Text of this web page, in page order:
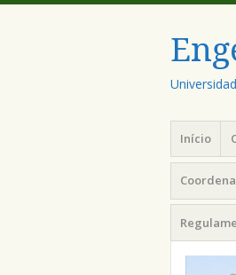
Menu
Pular
para
o
conteúdo
Início